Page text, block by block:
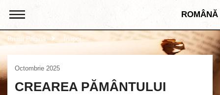
ROMÂNĂ
Prima Pagină Înapoi
Octombrie 2025
CREAREA PĂMÂNTULUI